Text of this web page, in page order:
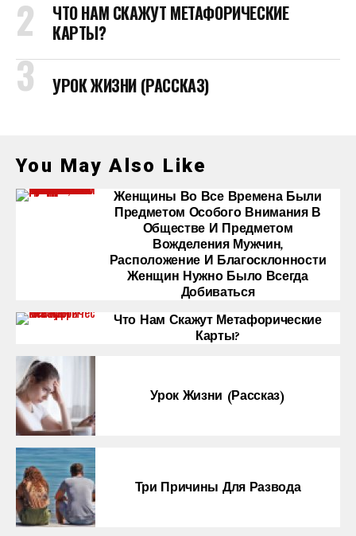
ЧТО НАМ СКАЖУТ МЕТАФОРИЧЕСКИЕ
КАРТЫ?
УРОК ЖИЗНИ (РАССКАЗ)
You May Also Like
Женщины Во Все Времена Были
Предметом Особого Внимания В
Обществе И Предметом
Вожделения Мужчин,
Расположение И Благосклонности
Женщин Нужно Было Всегда
Добиваться
Что Нам Скажут Метафорические
Карты?
Урок Жизни (рассказ)
Три Причины Для Развода